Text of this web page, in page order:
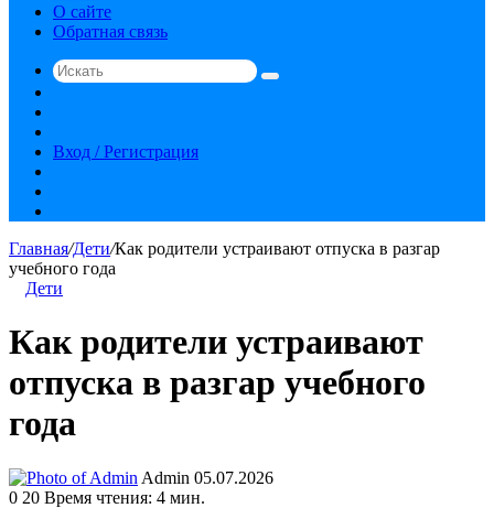
О сайте
Обратная связь
Искать
статья
Вход / Регистрация
Главная/Дети/Как родители устраивают отпуска в разгар
учебного года
Дети
Как родители устраивают
отпуска в разгар учебного
года
Admin Send
an
05.07.2026
0 20 Время чтения: 4 мин.